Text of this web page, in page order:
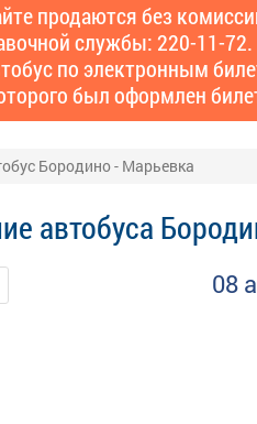
продаются без
службы: 220-11-72.
по электронным
был оформлен
Бородино - Марьевка
автобуса
08